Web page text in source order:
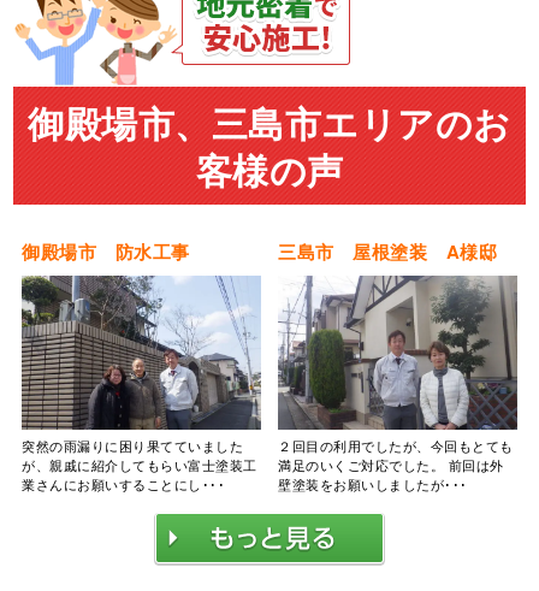
御殿場市、三島市エリアのお
客様の声
御殿場市 防水工事
突然の雨漏りに困り果てていました
が、親戚に紹介してもらい富士塗装工
業さんにお願いすることにし･･･
三島市 屋根塗装 A様邸
２回目の利用でしたが、今回もとても
満足のいくご対応でした。 前回は外
壁塗装をお願いしましたが･･･